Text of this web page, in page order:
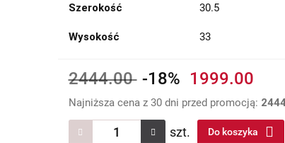
Szerokość 30.5
Wysokość 33
2444.00 -18% 1999.00
Najniższa cena z 30 dni przed promocją:
szt. Do koszyka